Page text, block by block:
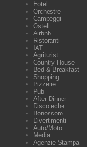
Hotel
Orchestre
Campeggi
Ostelli
Airbnb
Ristoranti
IAT
Agriturist
Country House
Bed & Breakfast
Shopping
Pizzerie
Pub
After Dinner
Discoteche
Benessere
Divertimenti
Auto/Moto
Media
Agenzie Stampa